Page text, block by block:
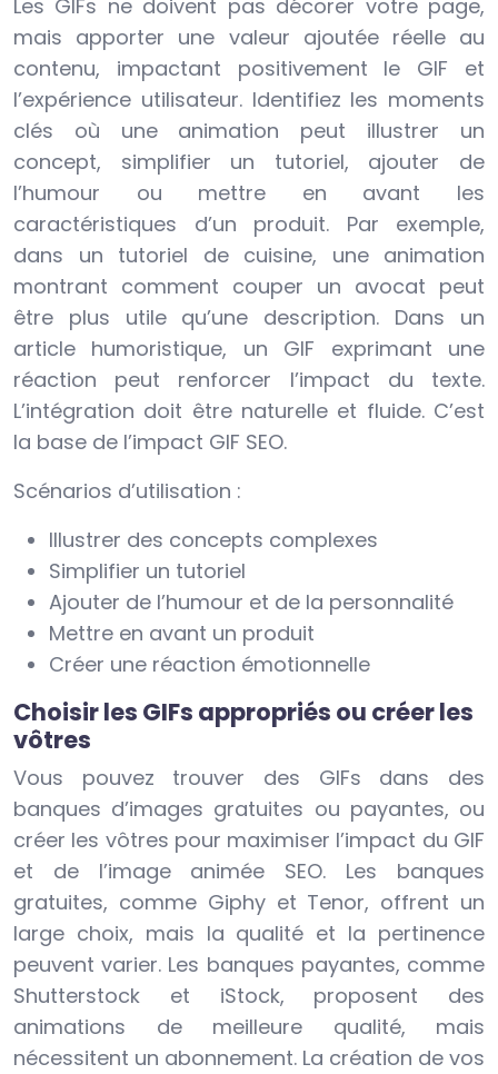
Les GIFs ne doivent pas décorer votre page,
mais apporter une valeur ajoutée réelle au
contenu, impactant positivement le GIF et
l’expérience utilisateur. Identifiez les moments
clés où une animation peut illustrer un
concept, simplifier un tutoriel, ajouter de
l’humour ou mettre en avant les
caractéristiques d’un produit. Par exemple,
dans un tutoriel de cuisine, une animation
montrant comment couper un avocat peut
être plus utile qu’une description. Dans un
article humoristique, un GIF exprimant une
réaction peut renforcer l’impact du texte.
L’intégration doit être naturelle et fluide. C’est
la base de l’impact GIF SEO.
Scénarios d’utilisation :
Illustrer des concepts complexes
Simplifier un tutoriel
Ajouter de l’humour et de la personnalité
Mettre en avant un produit
Créer une réaction émotionnelle
Choisir les GIFs appropriés ou créer les
vôtres
Vous pouvez trouver des GIFs dans des
banques d’images gratuites ou payantes, ou
créer les vôtres pour maximiser l’impact du GIF
et de l’image animée SEO. Les banques
gratuites, comme Giphy et Tenor, offrent un
large choix, mais la qualité et la pertinence
peuvent varier. Les banques payantes, comme
Shutterstock et iStock, proposent des
animations de meilleure qualité, mais
nécessitent un abonnement. La création de vos